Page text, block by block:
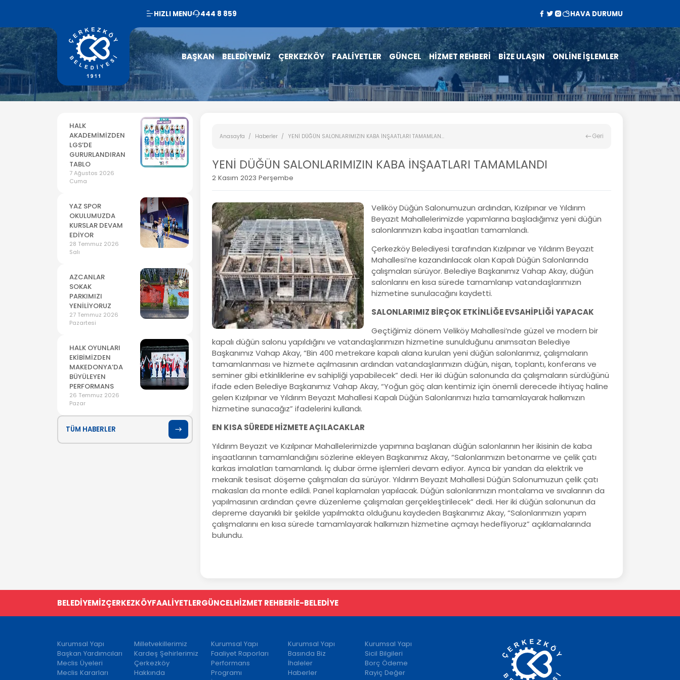
HIZLI MENU 444 8 859 HAVA DURUMU
BAŞKAN BELEDİYEMİZ ÇERKEZKÖY FAALİYETLER GÜNCEL HİZMET REHBERİ BİZE ULAŞIN ONLİNE İŞLEMLER
HALK
AKADEMİMİZDEN
LGS’DE
GURURLANDIRAN
TABLO
7 Ağustos 2026
Cuma
YAZ SPOR
OKULUMUZDA
KURSLAR DEVAM
EDİYOR
28 Temmuz 2026
Salı
AZCANLAR
SOKAK
PARKIMIZI
YENİLİYORUZ
27 Temmuz 2026
Pazartesi
HALK OYUNLARI
EKİBİMİZDEN
MAKEDONYA’DA
BÜYÜLEYEN
PERFORMANS
26 Temmuz 2026
Pazar
TÜM HABERLER
Anasayfa Haberler YENİ DÜĞÜN SALONLARIMIZIN KABA İNŞAATLARI TAMAMLAN... Geri
YENİ DÜĞÜN SALONLARIMIZIN KABA İNŞAATLARI TAMAMLANDI
2 Kasım 2023 Perşembe
Veliköy Düğün Salonumuzun ardından, Kızılpınar ve Yıldırım
Beyazıt Mahallelerimizde yapımlarına başladığımız yeni düğün
salonlarımızın kaba inşaatları tamamlandı.
Çerkezköy Belediyesi tarafından Kızılpınar ve Yıldırım Beyazıt
Mahallesi’ne kazandırılacak olan Kapalı Düğün Salonlarında
çalışmaları sürüyor. Belediye Başkanımız Vahap Akay, düğün
salonlarını en kısa sürede tamamlanıp vatandaşlarımızın
hizmetine sunulacağını kaydetti.
SALONLARIMIZ BİRÇOK ETKİNLİĞE EVSAHİPLİĞİ YAPACAK
Geçtiğimiz dönem Veliköy Mahallesi’nde güzel ve modern bir
kapalı düğün salonu yapıldığını ve vatandaşlarımızın hizmetine sunulduğunu anımsatan Belediye
Başkanımız Vahap Akay, “Bin 400 metrekare kapalı alana kurulan yeni düğün salonlarımız, çalışmaların
tamamlanması ve hizmete açılmasının ardından vatandaşlarımızın düğün, nişan, toplantı, konferans ve
seminer gibi etkinliklerine ev sahipliği yapabilecek” dedi. Her iki düğün salonunda da çalışmaların sürdüğünü
ifade eden Belediye Başkanımız Vahap Akay, “Yoğun göç alan kentimiz için önemli derecede ihtiyaç haline
gelen Kızılpınar ve Yıldırım Beyazıt Mahallesi Kapalı Düğün Salonlarımızı hızla tamamlayarak halkımızın
hizmetine sunacağız” ifadelerini kullandı.
EN KISA SÜREDE HİZMETE AÇILACAKLAR
Yıldırım Beyazıt ve Kızılpınar Mahallelerimizde yapımına başlanan düğün salonlarının her ikisinin de kaba
inşaatlarının tamamlandığını sözlerine ekleyen Başkanımız Akay, “Salonlarımızın betonarme ve çelik çatı
karkas imalatları tamamlandı. İç dubar örme işlemleri devam ediyor. Ayrıca bir yandan da elektrik ve
mekanik tesisat döşeme çalışmaları da sürüyor. Yıldırım Beyazıt Mahallesi Düğün Salonumuzun çelik çatı
makasları da monte edildi. Panel kaplamaları yapılacak. Düğün salonlarımızın montalama ve sıvalarının da
yapılmasının ardından çevre düzenleme çalışmaları gerçekleştirilecek” dedi. Her iki düğün salonunun da
depreme dayanıklı bir şekilde yapılmakta olduğunu kaydeden Başkanımız Akay, “Salonlarımızın yapım
çalışmalarını en kısa sürede tamamlayarak halkımızın hizmetine açmayı hedefliyoruz” açıklamalarında
bulundu.
BELEDİYEMİZÇERKEZKÖYFAALİYETLERGÜNCELHİZMET REHBERİE-BELEDİYE
Kurumsal Yapı
Başkan Yardımcıları
Meclis Üyeleri
Meclis Kararları
Milletvekillerimiz
Kardeş Şehirlerimiz
Çerkezköy
Hakkında
Kurumsal Yapı
Faaliyet Raporları
Performans
Programı
Kurumsal Yapı
Basında Biz
İhaleler
Haberler
Kurumsal Yapı
Sicil Bilgileri
Borç Ödeme
Rayiç Değer